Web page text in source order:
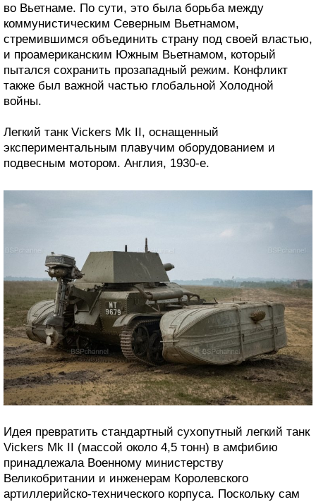
во Вьетнаме. По сути, это была борьба между
коммунистическим Северным Вьетнамом,
стремившимся объединить страну под своей властью,
и проамериканским Южным Вьетнамом, который
пытался сохранить прозападный режим. Конфликт
также был важной частью глобальной Холодной
войны.
Легкий танк Vickers Mk II, оснащенный
экспериментальным плавучим оборудованием и
подвесным мотором. Англия, 1930-е.
Идея превратить стандартный сухопутный легкий танк
Vickers Mk II (массой около 4,5 тонн) в амфибию
принадлежала Военному министерству
Великобритании и инженерам Королевского
артиллерийско-технического корпуса. Поскольку сам